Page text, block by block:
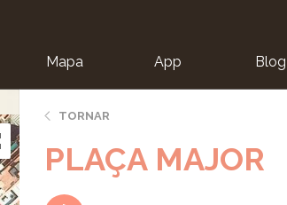
Mapa App Blog
TORNAR
PLAÇA MAJOR